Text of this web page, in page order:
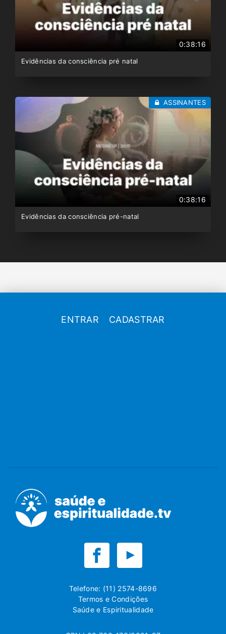
0:38:16
Evidências da consciência pré natal
0:38:16
Evidências da consciência pré-natal
ASSINANTES
ENTRAR CADASTRAR
Telefone: (11) 2574-8696
Termos e Condições
Saúde e Espiritualidade